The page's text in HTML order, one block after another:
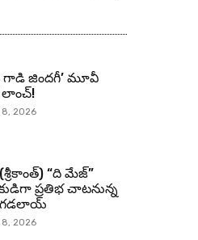
గాడి జింద‌గీ’ మూవీ
లాంచ్!
8, 2026
“ది మేజ్”
ప్రతిభ చాటనున్న
గడలాయ్
8, 2026